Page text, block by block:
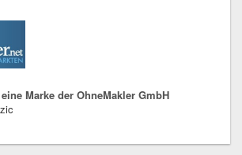
Marke der OhneMakler GmbH